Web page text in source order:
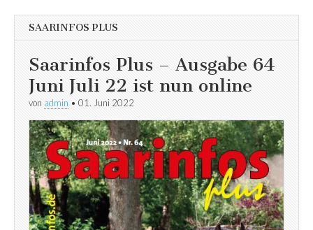
SAARINFOS PLUS
Saarinfos Plus – Ausgabe 64
Juni Juli 22 ist nun online
von admin • 01. Juni 2022